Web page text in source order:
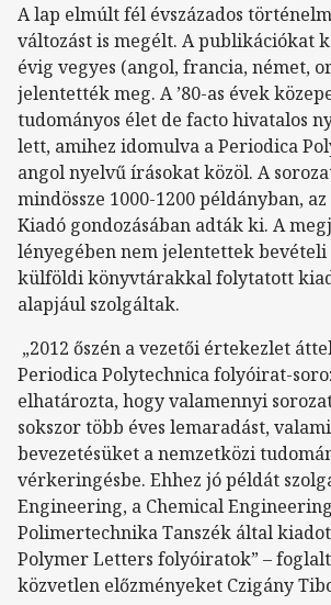
A lap elmúlt fél évszázados
változást is megélt. A publikációkat
évig vegyes (angol, francia, német,
jelentették meg. A ’80-as évek
tudományos élet de facto hivatalos
lett, amihez idomulva a Periodica
angol nyelvű írásokat közöl. A
mindössze 1000-1200 példányban,
Kiadó gondozásában adták ki. A
lényegében nem jelentettek
külföldi könyvtárakkal folytatott
alapjául szolgáltak.
„2012 őszén a vezetői értekezlet
Periodica Polytechnica folyóirat-
elhatározta, hogy valamennyi
sokszor több éves lemaradást,
bevezetésüket a nemzetközi
vérkeringésbe. Ehhez jó példát
Engineering, a Chemical
Polimertechnika Tanszék által
Polymer Letters folyóiratok” –
közvetlen előzményeket Czigány